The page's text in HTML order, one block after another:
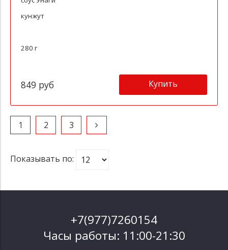
кунжут
280 г
849 руб Купить
1 2 3
Показывать по:
+7(977)7260154
Часы работы: 11:00-21:30